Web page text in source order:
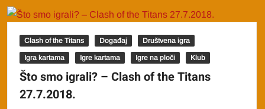
Clash of the Titans Događaj Društvena igra
Igra kartama Igre kartama Igre na ploči Klub
Što smo igrali? – Clash of the Titans
27.7.2018.